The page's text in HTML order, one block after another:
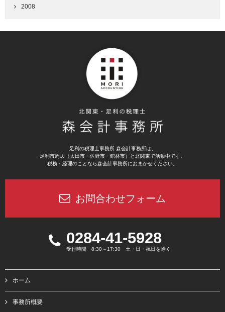
2008
足利の税理士事務所 森会計事務所は、
足利市周辺（太田市・佐野市・館林市）と北関東で活動中です。
税務・経理のことなら森会計事務所におまかせください。
お問合わせフォーム
0284-41-5928
受付時間 8:30～17:30 土・日・祝日を除く
ホーム
事務所概要